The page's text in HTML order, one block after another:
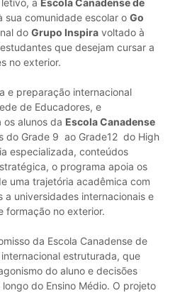
a Escola Canadense de
sua comunidade escolar o Go
do Grupo Inspira voltado à
que desejam cursar a
no exterior.
e preparação internacional
de Educadores, e
alunos da Escola Canadense
do Grade 9 ao Grade12 do High
especializada, conteúdos
o programa apoia os
uma trajetória acadêmica com
universidades internacionais e
formação no exterior.
da Escola Canadense de
estruturada, que
do aluno e decisões
do Ensino Médio. O projeto